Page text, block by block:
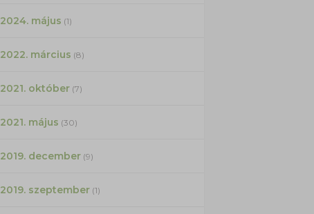
2024. május (1)
2022. március (8)
2021. október(7)
2021. május (30)
2019. december(9)
2019. szeptember(1)